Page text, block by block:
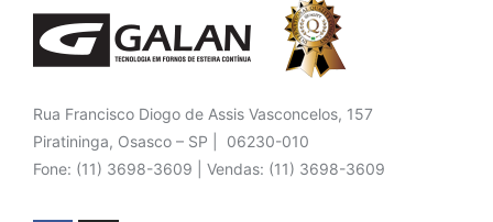
Rua Francisco Diogo de Assis Vasconcelos, 157
Piratininga, Osasco – SP | 06230-010
Fone: (11) 3698-3609 | Vendas: (11) 3698-3609